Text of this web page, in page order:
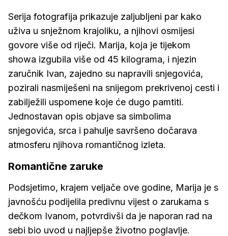
Serija fotografija prikazuje zaljubljeni par kako
uživa u snježnom krajoliku, a njihovi osmijesi
govore više od riječi. Marija, koja je tijekom
showa izgubila više od 45 kilograma, i njezin
zaručnik Ivan, zajedno su napravili snjegovića,
pozirali nasmiješeni na snijegom prekrivenoj cesti i
zabilježili uspomene koje će dugo pamtiti.
Jednostavan opis objave sa simbolima
snjegovića, srca i pahulje savršeno dočarava
atmosferu njihova romantičnog izleta.
Romantične zaruke
Podsjetimo, krajem veljače ove godine, Marija je s
javnošću podijelila predivnu vijest o zarukama s
dečkom Ivanom, potvrdivši da je naporan rad na
sebi bio uvod u najljepše životno poglavlje.